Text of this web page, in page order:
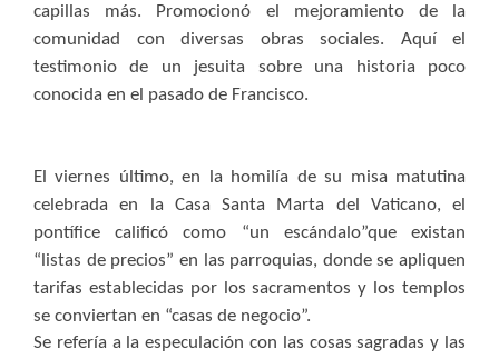
capillas más. Promocionó el mejoramiento de la
comunidad con diversas obras sociales. Aquí el
testimonio de un jesuita sobre una historia poco
conocida en el pasado de Francisco.
El viernes último, en la homilía de su misa matutina
celebrada en la Casa Santa Marta del Vaticano, el
pontífice calificó como “un escándalo”que existan
“listas de precios” en las parroquias, donde se apliquen
tarifas establecidas por los sacramentos y los templos
se conviertan en “casas de negocio”.
Se refería a la especulación con las cosas sagradas y las